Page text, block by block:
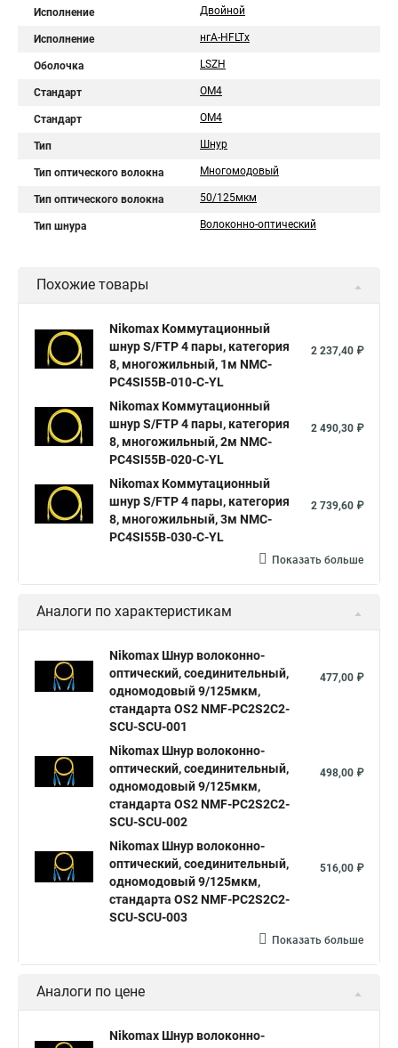
Исполнение Двойной
Исполнение нгА-HFLTx
Оболочка LSZH
Стандарт OM4
Стандарт ОM4
Тип Шнур
Тип оптического волокна Многомодовый
Тип оптического волокна 50/125мкм
Тип шнура Волоконно-оптический
Похожие товары
Nikomax Коммутационный
шнур S/FTP 4 пары, категория
8, многожильный, 1м NMC-
PC4SI55B-010-C-YL
2 237,40 ₽
Nikomax Коммутационный
шнур S/FTP 4 пары, категория
8, многожильный, 2м NMC-
PC4SI55B-020-C-YL
2 490,30 ₽
Nikomax Коммутационный
шнур S/FTP 4 пары, категория
8, многожильный, 3м NMC-
PC4SI55B-030-C-YL
2 739,60 ₽
Показать больше
Аналоги по характеристикам
Nikomax Шнур волоконно-
оптический, соединительный,
одномодовый 9/125мкм,
стандарта OS2 NMF-PC2S2C2-
SCU-SCU-001
477,00 ₽
Nikomax Шнур волоконно-
оптический, соединительный,
одномодовый 9/125мкм,
стандарта OS2 NMF-PC2S2C2-
SCU-SCU-002
498,00 ₽
Nikomax Шнур волоконно-
оптический, соединительный,
одномодовый 9/125мкм,
стандарта OS2 NMF-PC2S2C2-
SCU-SCU-003
516,00 ₽
Показать больше
Аналоги по цене
Nikomax Шнур волоконно-